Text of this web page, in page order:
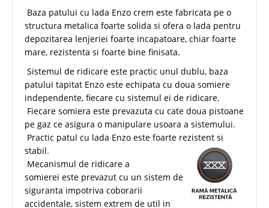
Baza patului cu lada Enzo crem este fabricata pe o
structura metalica foarte solida si ofera o lada pentru
depozitarea lenjeriei foarte incapatoare, chiar foarte
mare, rezistenta si foarte bine finisata.
Sistemul de ridicare este practic unul dublu, baza
patului tapitat Enzo este echipata cu doua somiere
independente, fiecare cu sistemul ei de ridicare.
Fiecare somiera este prevazuta cu cate doua pistoane
pe gaz ce asigura o manipulare usoara a sistemului.
Practic patul cu lada Enzo este foarte rezistent si
stabil.
Mecanismul de ridicare a
somierei este prevazut cu un sistem de
siguranta impotriva coborarii
accidentale, sistem extrem de util in